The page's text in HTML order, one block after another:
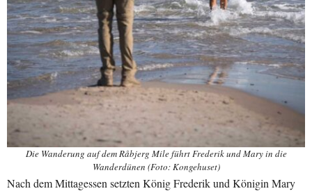
Die Wanderung auf dem Råbjerg Mile führt Frederik und Mary in die
Wanderdünen (Foto: Kongehuset)
Nach dem Mittagessen setzten König Frederik und Königin Mary